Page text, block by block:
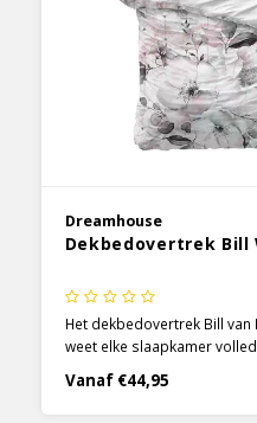
Dreamhouse
Dekbedovertrek Bill
Het dekbedovertrek Bill van
weet elke slaapkamer
toch de prachtige details
heerlijke lichte kleuren
Vanaf €44,95